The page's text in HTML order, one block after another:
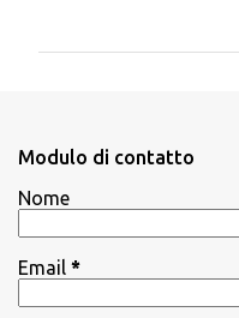
i
Modulo di contatto
Nome
Email *